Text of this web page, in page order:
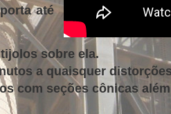
até
sobre ela.
a quaisquer
com seções cônicas